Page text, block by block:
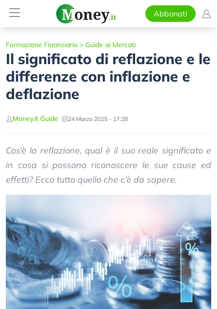
Abbonati
Formazione Finanziaria > Guide ai Mercati
Il significato di reflazione e le
differenze con inflazione e
deflazione
Money.it Guide 24 Marzo 2025 - 17:28
Cos’è la reflazione, qual è il suo reale significato e
in cosa si possono riconoscere le sue cause ed
effetti? Ecco tutto quello che c’è da sapere.